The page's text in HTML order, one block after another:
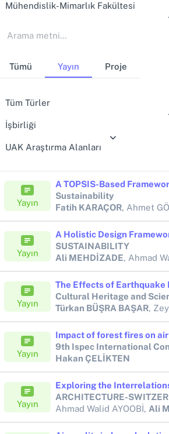
Mühendislik-Mimarlık Fakültesi
Tümü Yayın Proje
Tüm Türler
İşbirliği
UAK Araştırma Alanları
Yayın
Sustainability
Fatih KARAÇOR, Ahmet
Yayın
SUSTAINABILITY
Ali MEHDİZADE, Ahmad
Yayın
Cultural Heritage and
Türkan BÜŞRA BAŞAR,
Yayın
Impact of forest fires on
9th Ispec International
Hakan ÇELİKTEN
Yayın
ARCHITECTURE-
Ahmad Walid AYOOBİ, Ali